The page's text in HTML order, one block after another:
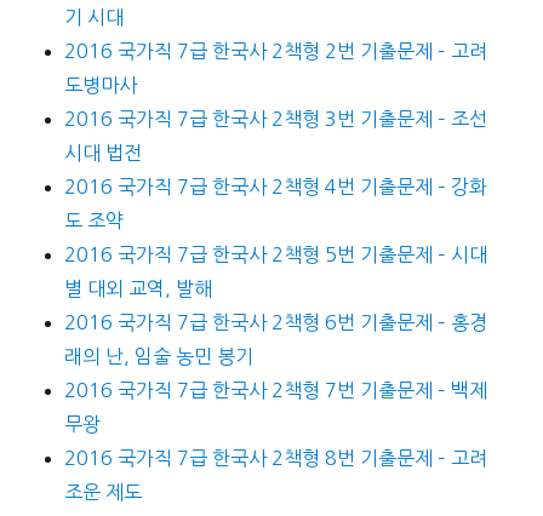
기 시대
2016 국가직 7급 한국사 2책형 2번 기출문제 – 고려
도병마사
2016 국가직 7급 한국사 2책형 3번 기출문제 – 조선
시대 법전
2016 국가직 7급 한국사 2책형 4번 기출문제 – 강화
도 조약
2016 국가직 7급 한국사 2책형 5번 기출문제 – 시대
별 대외 교역, 발해
2016 국가직 7급 한국사 2책형 6번 기출문제 – 홍경
래의 난, 임술 농민 봉기
2016 국가직 7급 한국사 2책형 7번 기출문제 – 백제
무왕
2016 국가직 7급 한국사 2책형 8번 기출문제 – 고려
조운 제도